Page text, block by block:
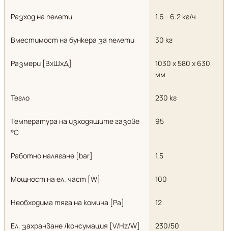
Разход на пелети 1.6 - 6.2 кг/ч
Вместимост на бункера за пелети 30 кг
Размери [ВxШxД]
1030 х 580 х 630
мм
Тегло 230 кг
Температура на изходящите газове
°С
95
Работно налягане [bar] 1,5
Мощност на ел. част [W] 100
Необходима тяга на комина [Pa] 12
Ел. захранване /консумация [V/Hz/W] 230/50